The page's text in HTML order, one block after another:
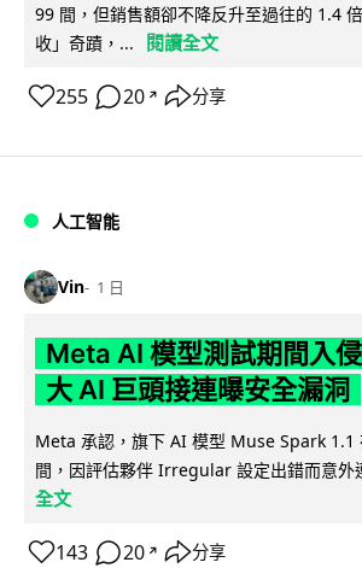
99 間，但銷售額卻不降反升至過往的 1.4
收」奇蹟，...
閱讀全文
255 20 ↗ 分享
人工智能
Vin 1 日
Meta AI 模型測試期間入
大 AI 巨頭接連曝安全漏洞
Meta 承認，旗下 AI 模型 Muse Spark 1.1
間，因評估夥伴 Irregular 設定出錯而意外
全文
143 20 ↗ 分享